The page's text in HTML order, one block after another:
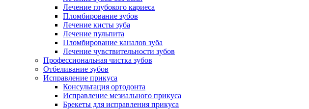
Лечение глубокого кариеса
Пломбирование зубов
Лечение кисты зуба
Лечение пульпита
Пломбирование каналов зуба
Лечение чувствительности зубов
Профессиональная чистка зубов
Отбеливание зубов
Исправление прикуса
Консультация ортодонта
Исправление мезиального прикуса
Брекеты для исправления прикуса